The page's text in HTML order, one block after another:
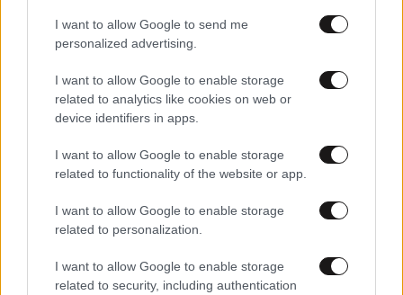
I want to allow Google to send me
personalized advertising.
I want to allow Google to enable storage
related to analytics like cookies on web or
device identifiers in apps.
I want to allow Google to enable storage
related to functionality of the website or app.
I want to allow Google to enable storage
related to personalization.
I want to allow Google to enable storage
related to security, including authentication
Σε δοκιμαστική λειτουργία το Σάββατο το gov.gr στην
σκιά του «εφιάλτη» του κορονοϊού